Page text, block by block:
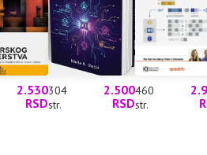
2.530
RSD
304
str.
2.500
RSD
460
str.